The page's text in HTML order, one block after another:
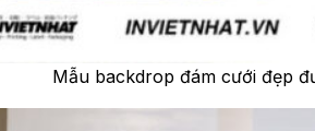
Mẫu backdrop đám cưới đẹp